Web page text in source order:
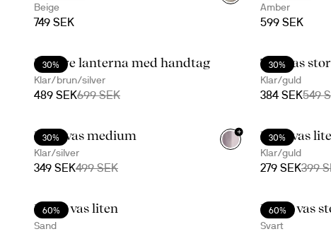
Beige
749 SEK
Amber
599 SEK
30%
Nature lanterna med handtag
Klar/brun/silver
489 SEK699 SEK
30%
Top vas stor
Klar/guld
384 SEK549
30%
Hold vas medium
Klar/silver
349 SEK499 SEK
+
30%
Hold vas
Klar/guld
279 SEK399
60%
Moon vas liten
Sand
60%
Moon vas
Svart